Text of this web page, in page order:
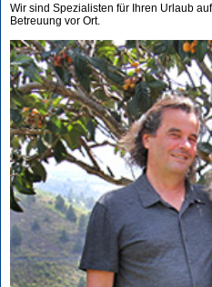
Wir sind Spezialisten für Ihren Urlaub
Betreuung vor Ort.